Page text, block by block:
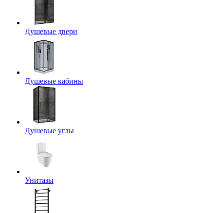
Душевые двери
Душевые кабины
Душевые углы
Унитазы